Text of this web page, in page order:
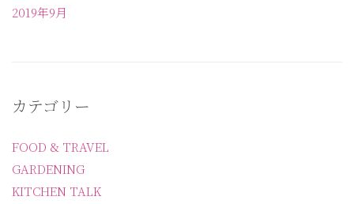
2019年9月
カテゴリー
FOOD & TRAVEL
GARDENING
KITCHEN TALK